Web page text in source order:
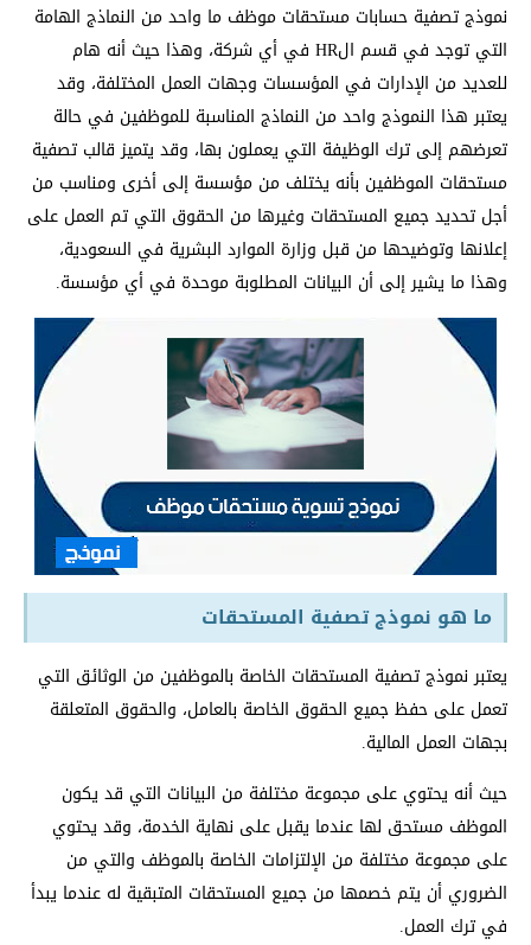
نموذج تصفية حسابات مستحقات موظف ما واحد من النماذج الهامة
التي توجد في قسم الHR في أي شركة، وهذا حيث أنه هام
للعديد من الإدارات في المؤسسات وجهات العمل المختلفة، وقد
يعتبر هذا النموذج واحد من النماذج المناسبة للموظفين في حالة
تعرضهم إلى ترك الوظيفة التي يعملون بها، وقد يتميز قالب تصفية
مستحقات الموظفين بأنه يختلف من مؤسسة إلى أخرى ومناسب من
أجل تحديد جميع المستحقات وغيرها من الحقوق التي تم العمل على
إعلانها وتوضيحها من قبل وزارة الموارد البشرية في السعودية،
وهذا ما يشير إلى أن البيانات المطلوبة موحدة في أي مؤسسة.
ما هو نموذج تصفية المستحقات
يعتبر نموذج تصفية المستحقات الخاصة بالموظفين من الوثائق التي
تعمل على حفظ جميع الحقوق الخاصة بالعامل، والحقوق المتعلقة
بجهات العمل المالية.
حيث أنه يحتوي على مجموعة مختلفة من البيانات التي قد يكون
الموظف مستحق لها عندما يقبل على نهاية الخدمة، وقد يحتوي
على مجموعة مختلفة من الإلتزامات الخاصة بالموظف والتي من
الضروري أن يتم خصمها من جميع المستحقات المتبقية له عندما يبدأ
في ترك العمل.